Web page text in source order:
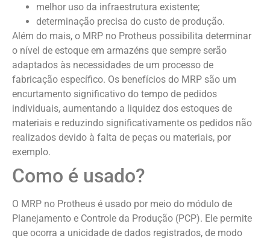
melhor uso da infraestrutura existente;
determinação precisa do custo de produção.
Além do mais, o MRP no Protheus possibilita determinar
o nível de estoque em armazéns que sempre serão
adaptados às necessidades de um processo de
fabricação específico. Os benefícios do MRP são um
encurtamento significativo do tempo de pedidos
individuais, aumentando a liquidez dos estoques de
materiais e reduzindo significativamente os pedidos não
realizados devido à falta de peças ou materiais, por
exemplo.
Como é usado?
O MRP no Protheus é usado por meio do módulo de
Planejamento e Controle da Produção (PCP). Ele permite
que ocorra a unicidade de dados registrados, de modo